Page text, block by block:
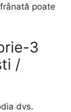
poate
3
/
dvs.